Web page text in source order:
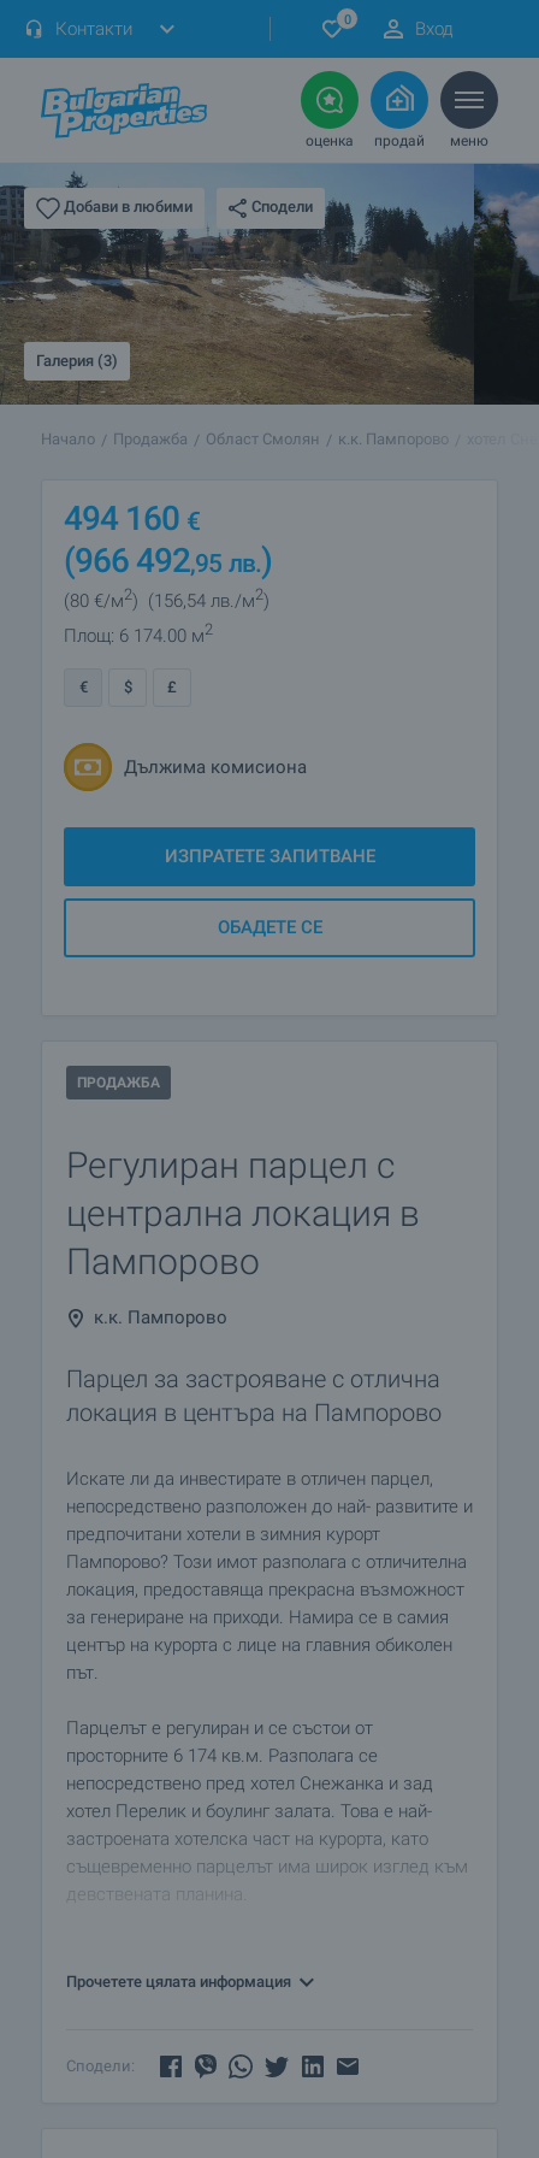
Контакти 0 Вход
оценка продай меню
Добави в любими Сподели
Галерия (3)
Начало Продажба Област Смолян к.к. Пампорово
494 160 €
(966 492,95 лв.)
(80 €/м2) (156,54 лв./м2)
Площ: 6 174.00 м2
€ $ £
Дължима комисиона
ИЗПРАТЕТЕ ЗАПИТВАНЕ
ОБАДЕТЕ СЕ
ПРОДАЖБА
Регулиран парцел с
централна локация в
Пампорово
к.к. Пампорово
Парцел за застрояване с отлична
локация в центъра на Пампорово
Искате ли да инвестирате в отличен парцел,
непосредствено разположен до най- развитите и
предпочитани хотели в зимния курорт
Пампорово? Този имот разполага с отличителна
локация, предоставяща прекрасна възможност
за генериране на приходи. Намира се в самия
център на курорта с лице на главния обиколен
път.
Парцелът е регулиран и се състои от
просторните 6 174 кв.м. Разполага се
непосредствено пред хотел Снежанка и зад
хотел Перелик и боулинг залата. Това е най-
застроената хотелска част на курорта, като
същевременно парцелът има широк изглед към
девствената планина.
усвояване по избор на бъдещия купувач.
Климатът в района на Пампорово се отличава с
Прочетете цялата информация
Сподели: